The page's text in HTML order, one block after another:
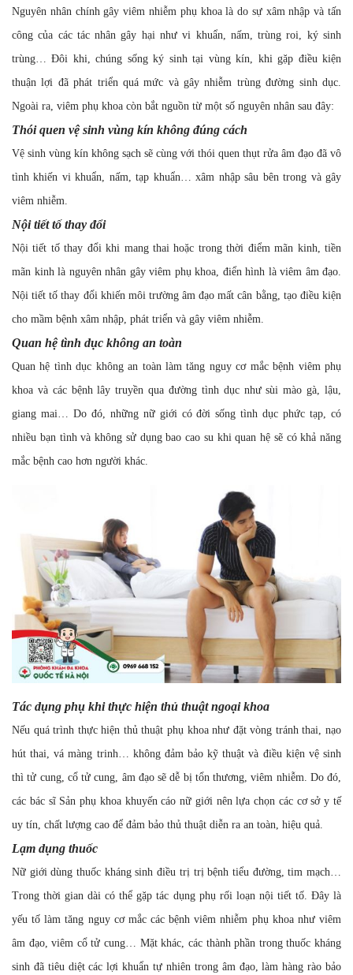
Nguyên nhân chính gây viêm nhiễm phụ khoa là do sự xâm nhập và tấn
công của các tác nhân gây hại như vi khuẩn, nấm, trùng roi, ký sinh
trùng… Đôi khi, chúng sống ký sinh tại vùng kín, khi gặp điều kiện
thuận lợi đã phát triển quá mức và gây nhiễm trùng đường sinh dục.
Ngoài ra, viêm phụ khoa còn bắt nguồn từ một số nguyên nhân sau đây:
Thói quen vệ sinh vùng kín không đúng cách
Vệ sinh vùng kín không sạch sẽ cùng với thói quen thụt rửa âm đạo đã vô
tình khiến vi khuẩn, nấm, tạp khuẩn… xâm nhập sâu bên trong và gây
viêm nhiễm.
Nội tiết tố thay đổi
Nội tiết tố thay đổi khi mang thai hoặc trong thời điểm mãn kinh, tiền
mãn kinh là nguyên nhân gây viêm phụ khoa, điển hình là viêm âm đạo.
Nội tiết tố thay đổi khiến môi trường âm đạo mất cân bằng, tạo điều kiện
cho mầm bệnh xâm nhập, phát triển và gây viêm nhiễm.
Quan hệ tình dục không an toàn
Quan hệ tình dục không an toàn làm tăng nguy cơ mắc bệnh viêm phụ
khoa và các bệnh lây truyền qua đường tình dục như sùi mào gà, lậu,
giang mai… Do đó, những nữ giới có đời sống tình dục phức tạp, có
nhiều bạn tình và không sử dụng bao cao su khi quan hệ sẽ có khả năng
mắc bệnh cao hơn người khác.
Tác dụng phụ khi thực hiện thủ thuật ngoại khoa
Nếu quá trình thực hiện thủ thuật phụ khoa như đặt vòng tránh thai, nạo
hút thai, vá màng trinh… không đảm bảo kỹ thuật và điều kiện vệ sinh
thì tử cung, cổ tử cung, âm đạo sẽ dễ bị tổn thương, viêm nhiễm. Do đó,
các bác sĩ Sản phụ khoa khuyến cáo nữ giới nên lựa chọn các cơ sở y tế
uy tín, chất lượng cao để đảm bảo thủ thuật diễn ra an toàn, hiệu quả.
Lạm dụng thuốc
Nữ giới dùng thuốc kháng sinh điều trị trị bệnh tiểu đường, tim mạch…
Trong thời gian dài có thể gặp tác dụng phụ rối loạn nội tiết tố. Đây là
yếu tố làm tăng nguy cơ mắc các bệnh viêm nhiễm phụ khoa như viêm
âm đạo, viêm cổ tử cung… Mặt khác, các thành phần trong thuốc kháng
sinh đã tiêu diệt các lợi khuẩn tự nhiên trong âm đạo, làm hàng rào bảo